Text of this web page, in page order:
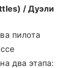
/ Дуэли
пилота
два этапа: